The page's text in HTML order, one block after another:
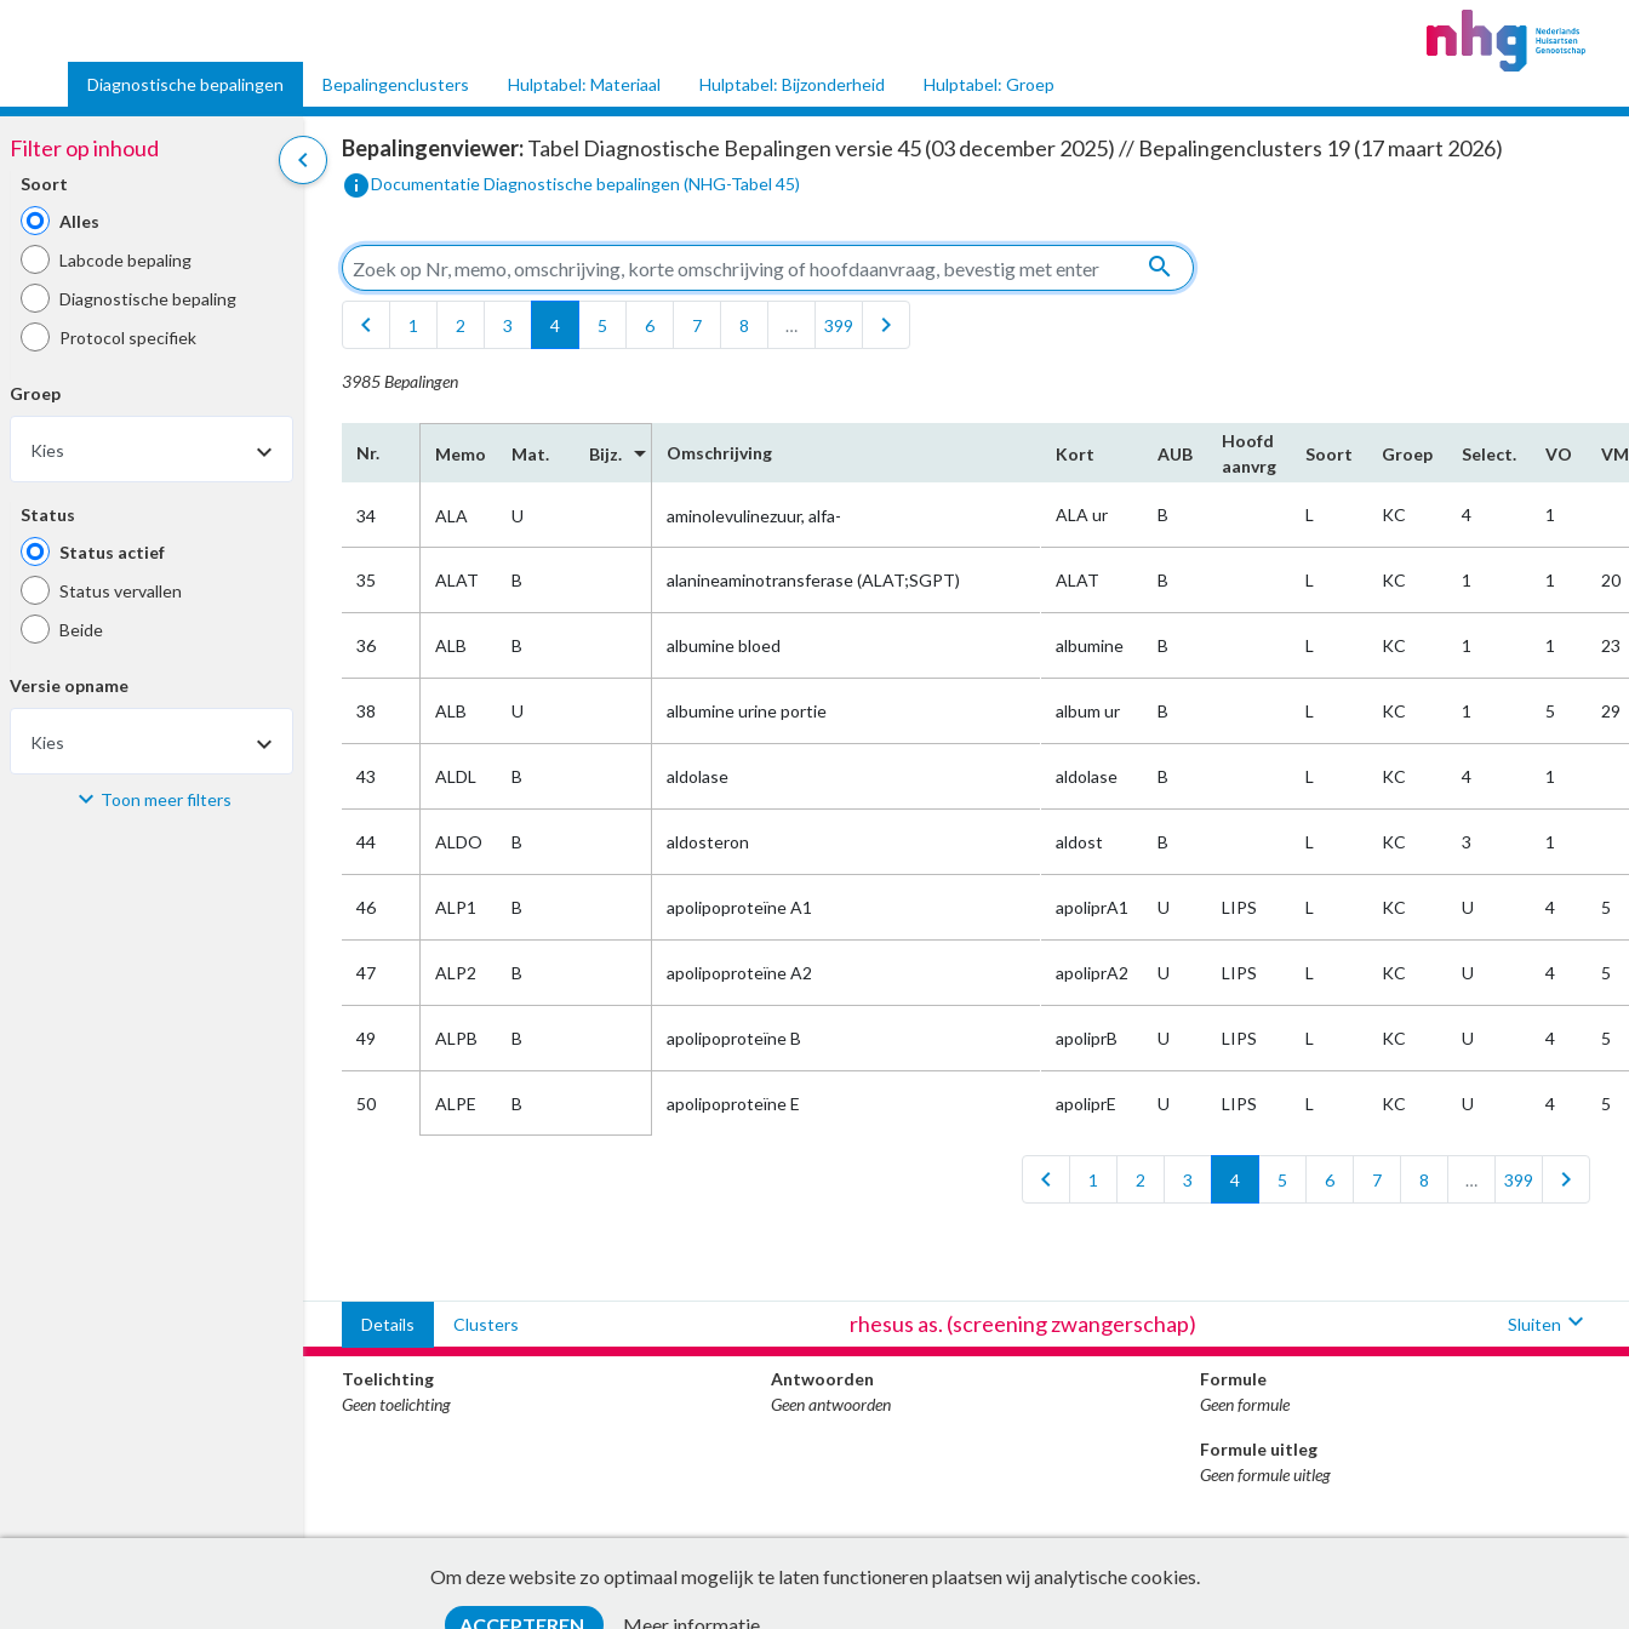
Diagnostische bepalingen Bepalingenclusters Hulptabel: Materiaal Hulptabel: Bijzonderheid Hulptabel: Groep
chevron_left
Filter op inhoud
Soort
Alles
Labcode bepaling
Diagnostische bepaling
Protocol specifiek
Groep
Kies
Status
Status actief
Status vervallen
Beide
Versie opname
Kies
Materiaal Toon meer filters
Bepalingenviewer:Tabel Diagnostische Bepalingen versie 45 (03 december 2025) // Bepalingenclusters 19 (17 maart 2026)
infoDocumentatie Diagnostische bepalingen (NHG-Tabel 45)
search
chevron_left
1 2 3 4 5 6 7 8 … 399 chevron_right
3985 Bepalingen
Nr. Memo Mat. Bijz. arrow_drop_down Omschrijving Kort AUB
Hoofd​
aanvrg
Soort Groep Select. VO VM
34 ALA U aminolevulinezuur, alfa- ALA ur B L KC 4 1
35 ALAT B alanineaminotransferase (ALAT;SGPT) ALAT B L KC 1 1 20
36 ALB B albumine bloed albumine B L KC 1 1 23
38 ALB U albumine urine portie album ur B L KC 1 5 29
43 ALDL B aldolase aldolase B L KC 4 1
44 ALDO B aldosteron aldost B L KC 3 1
46 ALP1 B apolipoproteïne A1 apoliprA1 U LIPS L KC U 4 5
47 ALP2 B apolipoproteïne A2 apoliprA2 U LIPS L KC U 4 5
49 ALPB B apolipoproteïne B apoliprB U LIPS L KC U 4 5
50 ALPE B apolipoproteïne E apoliprE U LIPS L KC U 4 5
chevron_left 1 2 3 4 5 6 7 8 … 399 chevron_right
Details Clusters rhesus as. (screening zwangerschap) Sluiten expand_more
Toelichting
Geen toelichting
Antwoorden
Geen antwoorden
Formule
Geen formule
Formule uitleg
Geen formule uitleg
Om deze website zo optimaal mogelijk te laten functioneren plaatsen wij analytische cookies.